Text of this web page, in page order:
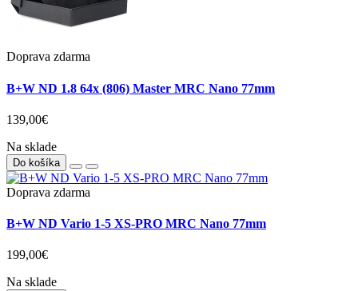
Doprava zdarma
B+W ND 1.8 64x (806) Master MRC Nano 77mm
139,00€
Na sklade
Do košíka
Doprava zdarma
B+W ND Vario 1-5 XS-PRO MRC Nano 77mm
199,00€
Na sklade